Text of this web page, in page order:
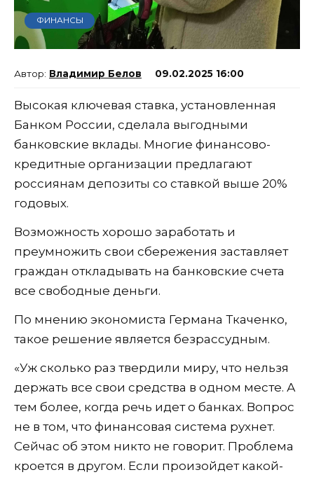
ФИНАНСЫ
Владимир Белов 09.02.2025 16:00
Высокая ключевая ставка, установленная
Банком России, сделала выгодными
банковские вклады. Многие финансово-
кредитные организации предлагают
россиянам депозиты со ставкой выше 20%
годовых.
Возможность хорошо заработать и
преумножить свои сбережения заставляет
граждан откладывать на банковские счета
все свободные деньги.
По мнению экономиста Германа Ткаченко,
такое решение является безрассудным.
«Уж сколько раз твердили миру, что нельзя
держать все свои средства в одном месте. А
тем более, когда речь идет о банках. Вопрос
не в том, что финансовая система рухнет.
Сейчас об этом никто не говорит. Проблема
кроется в другом. Если произойдет какой-